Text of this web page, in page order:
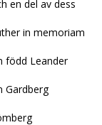
en del av dess
in memoriam
född Leander
Gardberg